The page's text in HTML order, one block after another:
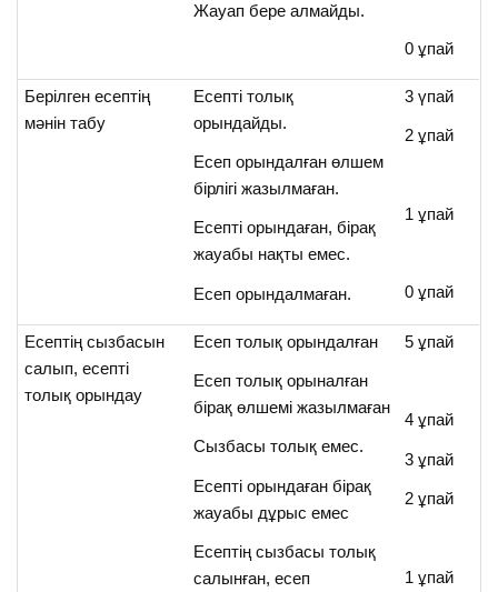
Жауап бере алмайды.
0 ұпай
Берілген есептің
мәнін табу
Есепті толық
орындайды.
Есеп орындалған өлшем
бірлігі жазылмаған.
Есепті орындаған, бірақ
жауабы нақты емес.
Есеп орындалмаған.
3 үпай
2 ұпай
1 ұпай
0 ұпай
Есептің сызбасын
салып, есепті
толық орындау
Есеп толық орындалған
Есеп толық орыналған
бірақ өлшемі жазылмаған
Сызбасы толық емес.
Есепті орындаған бірақ
жауабы дұрыс емес
Есептің сызбасы толық
салынған, есеп
5 ұпай
4 ұпай
3 ұпай
2 ұпай
1 ұпай